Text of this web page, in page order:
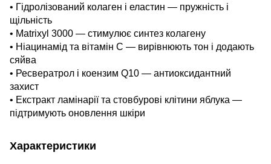
• Гідролізований колаген і еластин — пружність і
щільність
• Matrixyl 3000 — стимулює синтез колагену
• Ніацинамід та вітамін С — вирівнюють тон і додають
сяйва
• Ресвератрол і коензим Q10 — антиоксидантний
захист
• Екстракт ламінарії та стовбурові клітини яблука —
підтримують оновлення шкіри
Характеристики